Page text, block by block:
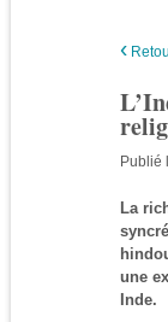
‹
Publié
La
une
Inde.